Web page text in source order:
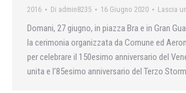
2016 Di admin8235 16 Giugno 2020 Lascia
Domani, 27 giugno, in piazza Bra e in Gran
la cerimonia organizzata da Comune ed
per celebrare il 150esimo anniversario del
unita e l’85esimo anniversario del Terzo